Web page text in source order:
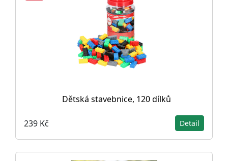
Dětská stavebnice, 120 dílků
239 Kč Detail